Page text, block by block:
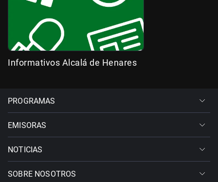
Informativos Alcalá de Henares
PROGRAMAS
EMISORAS
NOTICIAS
SOBRE NOSOTROS